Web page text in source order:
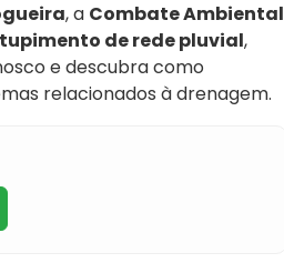
, a Combate Ambiental
de rede pluvial,
e descubra como
relacionados à drenagem.